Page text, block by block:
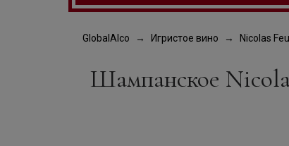
GlobalAlco Игристое вино Nicolas
Шампанское